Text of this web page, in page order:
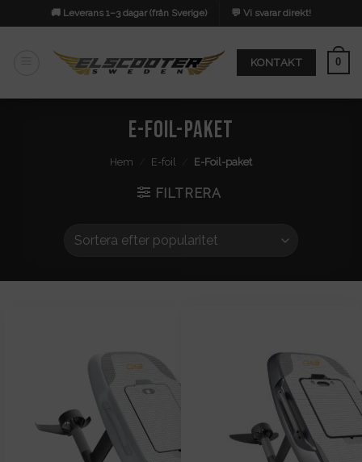
to
🚚 Leverans 1–3 dagar (från Sverige) 💬 Vi svarar direkt!
KONTAKT 0
E-Foil-paket
Hem E-foil E-Foil-paket
FILTRERA